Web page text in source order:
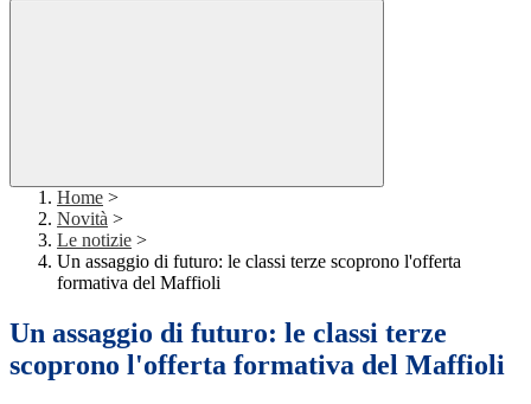
Home >
Novità >
Le notizie >
Un assaggio di futuro: le classi terze scoprono l'offerta
formativa del Maffioli
Un assaggio di futuro: le classi terze
scoprono l'offerta formativa del Maffioli